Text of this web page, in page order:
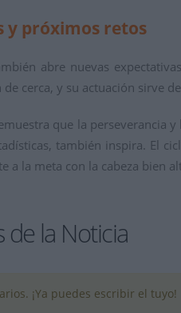
y próximos retos
abre nuevas
cerca, y su actuación sirve
que la perseverancia
también inspira. El
a la meta con la cabeza bien
la Noticia
¡Ya puedes escribir el tuyo!